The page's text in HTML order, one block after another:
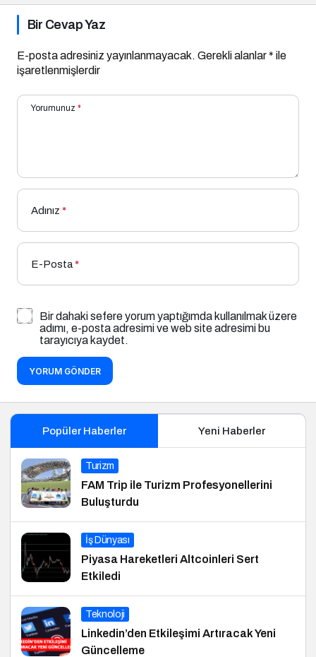
Bir Cevap Yaz
E-posta adresiniz yayınlanmayacak. Gerekli alanlar* ile
işaretlenmişlerdir
Yorumunuz *
Adınız *
E-Posta*
Bir dahaki sefere yorum yaptığımda kullanılmak üzere
adımı, e-posta adresimi ve web site adresimi bu
tarayıcıya kaydet.
YORUM GÖNDER
Popüler Haberler Yeni Haberler
Turizm
FAM Trip ile Turizm Profesyonellerini
Buluşturdu
İş Dünyası
Piyasa Hareketleri Altcoinleri Sert
Etkiledi
Teknoloji
Linkedin’den Etkileşimi Artıracak Yeni
Güncelleme